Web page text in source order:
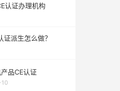
认证办理机构
派生怎么做？
品CE认证